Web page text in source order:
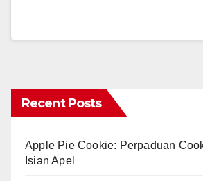
Recent Posts
Apple Pie Cookie: Perpaduan
Isian Apel